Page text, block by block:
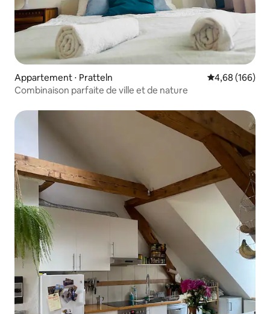
Appartement ⋅ Pratteln Évaluation
4,68 (166)
Combinaison parfaite de ville et de nature